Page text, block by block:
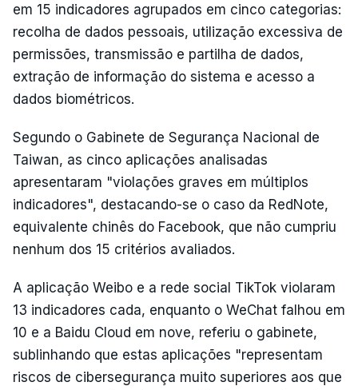
em 15 indicadores agrupados em cinco categorias:
recolha de dados pessoais, utilização excessiva de
permissões, transmissão e partilha de dados,
extração de informação do sistema e acesso a
dados biométricos.
Segundo o Gabinete de Segurança Nacional de
Taiwan, as cinco aplicações analisadas
apresentaram "violações graves em múltiplos
indicadores", destacando-se o caso da RedNote,
equivalente chinês do Facebook, que não cumpriu
nenhum dos 15 critérios avaliados.
A aplicação Weibo e a rede social TikTok violaram
13 indicadores cada, enquanto o WeChat falhou em
10 e a Baidu Cloud em nove, referiu o gabinete,
sublinhando que estas aplicações "representam
riscos de cibersegurança muito superiores aos que